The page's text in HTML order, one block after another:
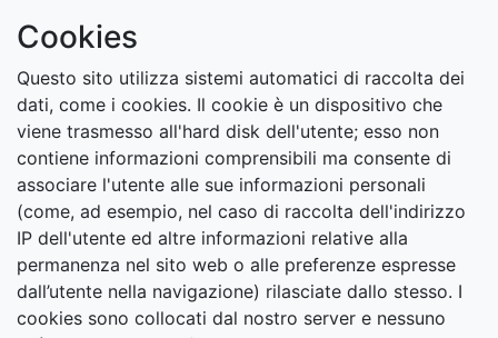
Cookies
Questo sito utilizza sistemi automatici di raccolta dei
dati, come i cookies. Il cookie è un dispositivo che
viene trasmesso all'hard disk dell'utente; esso non
contiene informazioni comprensibili ma consente di
associare l'utente alle sue informazioni personali
(come, ad esempio, nel caso di raccolta dell'indirizzo
IP dell'utente ed altre informazioni relative alla
permanenza nel sito web o alle preferenze espresse
dall’utente nella navigazione) rilasciate dallo stesso. I
cookies sono collocati dal nostro server e nessuno